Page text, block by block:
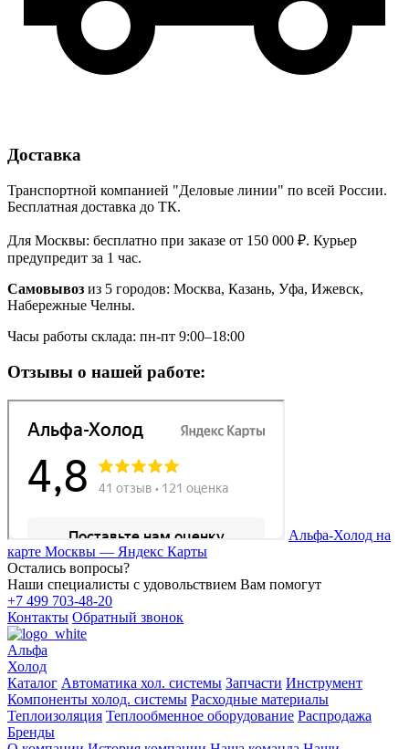
Доставка
Транспортной компанией "Деловые линии" по всей России.
Бесплатная доставка до ТК.
Для Москвы: бесплатно при заказе от 150 000 ₽. Курьер
предупредит за 1 час.
Самовывоз из 5 городов: Москва, Казань, Уфа, Ижевск,
Набережные Челны.
Часы работы склада: пн-пт 9:00–18:00
Отзывы о нашей работе:
Альфа-Холод на
карте Москвы — Яндекс Карты
Остались вопросы?
Наши специалисты с удовольствием Вам помогут
+7 499 703-48-20
Контакты Обратный звонок
Альфа
Холод
Каталог Автоматика хол. системы Запчасти Инструмент
Компоненты холод. системы Расходные материалы
Теплоизоляция Теплообменное оборудование Распродажа
Бренды